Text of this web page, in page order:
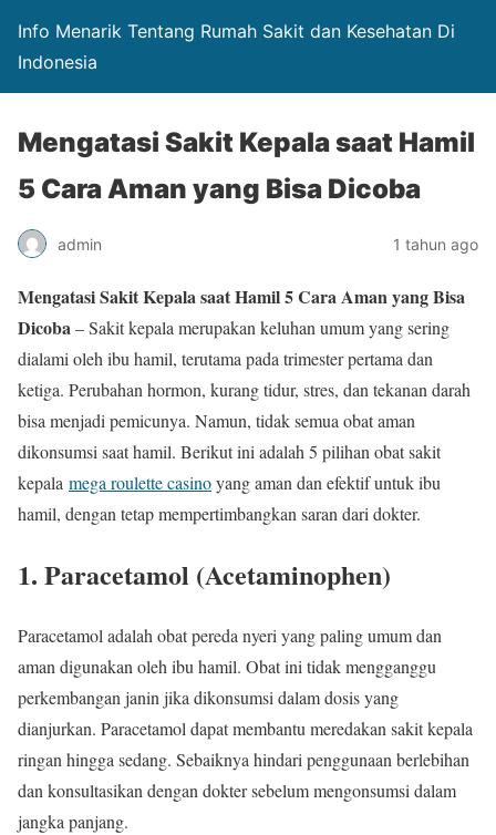
Info Menarik Tentang Rumah Sakit dan Kesehatan Di
Indonesia
Mengatasi Sakit Kepala saat Hamil
5 Cara Aman yang Bisa Dicoba
admin 1 tahun ago
Mengatasi Sakit Kepala saat Hamil 5 Cara Aman yang Bisa
Dicoba– Sakit kepala merupakan keluhan umum yang sering
dialami oleh ibu hamil, terutama pada trimester pertama dan
ketiga. Perubahan hormon, kurang tidur, stres, dan tekanan darah
bisa menjadi pemicunya. Namun, tidak semua obat aman
dikonsumsi saat hamil. Berikut ini adalah 5 pilihan obat sakit
kepala mega roulette casinoyang aman dan efektif untuk ibu
hamil, dengan tetap mempertimbangkan saran dari dokter.
1. Paracetamol (Acetaminophen)
Paracetamol adalah obat pereda nyeri yang paling umum dan
aman digunakan oleh ibu hamil. Obat ini tidak mengganggu
perkembangan janin jika dikonsumsi dalam dosis yang
dianjurkan. Paracetamol dapat membantu meredakan sakit kepala
ringan hingga sedang. Sebaiknya hindari penggunaan berlebihan
dan konsultasikan dengan dokter sebelum mengonsumsi dalam
jangka panjang.